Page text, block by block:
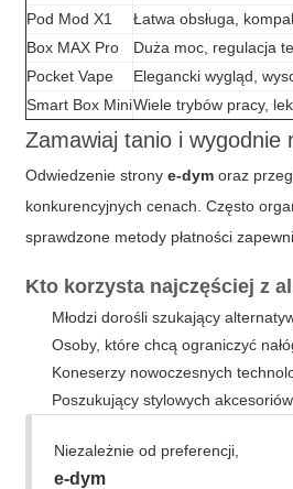
Pod Mod X1
Łatwa obsługa,
Box MAX Pro
Duża moc, regulacja
Pocket Vape
Elegancki wygląd,
Smart Box MiniWiele trybów pracy,
Zamawiaj tanio i wygodnie
Odwiedzenie stronye-dym oraz
konkurencyjnych cenach. Często
sprawdzone metody płatności
Kto korzysta najczęściej z
Młodzi dorośli szukający
Osoby, które chcą ograniczyć
Koneserzy nowoczesnych
Poszukujący stylowych
Niezależnie od preferencji,
e-dym